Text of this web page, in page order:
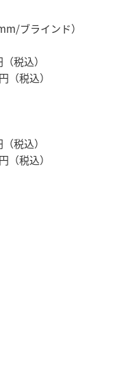
ブラインド）
税込）
税込）
税込）
税込）